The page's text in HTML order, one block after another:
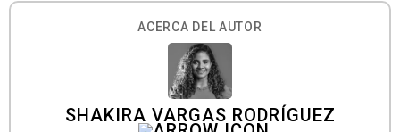
ACERCA DEL AUTOR
SHAKIRA VARGAS RODRÍGUEZ